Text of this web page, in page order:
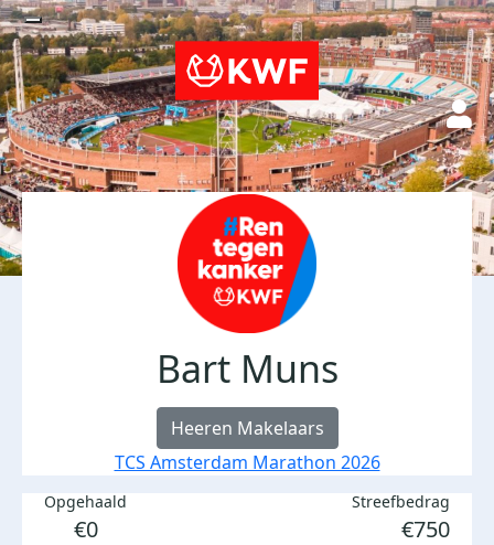
Bart Muns
Heeren Makelaars
TCS Amsterdam Marathon 2026
Opgehaald
€0
Streefbedrag
€750